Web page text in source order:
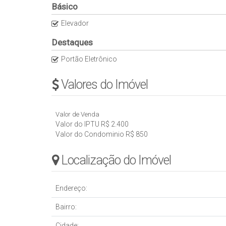
Básico
Elevador
Destaques
Portão Eletrônico
Valores do Imóvel
Valor de Venda
Valor do IPTU R$ 2.400
Valor do Condominio R$ 850
Localização do Imóvel
Endereço:
Bairro: